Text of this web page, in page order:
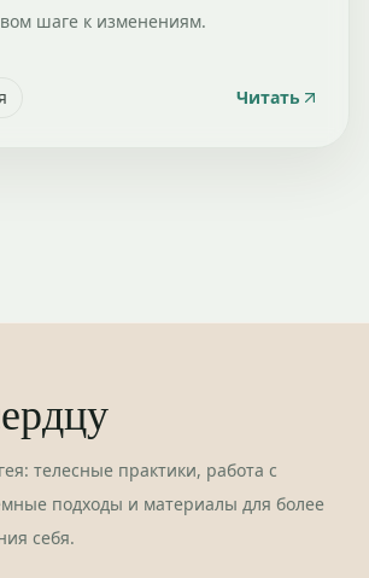
шаге к изменениям.
Читать
телесные практики, работа с
подходы и материалы для более
себя.